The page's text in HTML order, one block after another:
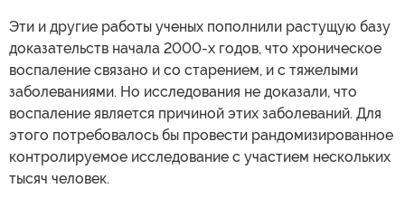
Эти и другие работы ученых пополнили растущую базу
доказательств начала 2000-х годов, что хроническое
воспаление связано и со старением, и с тяжелыми
заболеваниями. Но исследования не доказали, что
воспаление является причиной этих заболеваний. Для
этого потребовалось бы провести рандомизированное
контролируемое исследование с участием нескольких
тысяч человек.